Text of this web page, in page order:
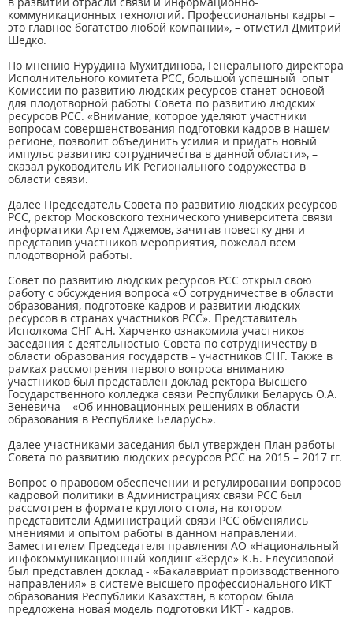
коммуникационных технологий. Профессиональны кадры –
это главное богатство любой компании», – отметил Дмитрий
Шедко.
По мнению Нурудина Мухитдинова, Генерального директора
Исполнительного комитета РСС, большой успешный опыт
Комиссии по развитию людских ресурсов станет основой
для плодотворной работы Совета по развитию людских
ресурсов РСС. «Внимание, которое уделяют участники
вопросам совершенствования подготовки кадров в нашем
регионе, позволит объединить усилия и придать новый
импульс развитию сотрудничества в данной области», –
сказал руководитель ИК Регионального содружества в
области связи.
Далее Председатель Совета по развитию людских ресурсов
РСС, ректор Московского технического университета связи
информатики Артем Аджемов, зачитав повестку дня и
представив участников мероприятия, пожелал всем
плодотворной работы.
Совет по развитию людских ресурсов РСС открыл свою
работу с обсуждения вопроса «О сотрудничестве в области
образования, подготовке кадров и развитии людских
ресурсов в странах участников РСС». Представитель
Исполкома СНГ А.Н. Харченко ознакомила участников
заседания с деятельностью Совета по сотрудничеству в
области образования государств – участников СНГ. Также в
рамках рассмотрения первого вопроса вниманию
участников был представлен доклад ректора Высшего
Государственного колледжа связи Республики Беларусь О.А.
Зеневича – «Об инновационных решениях в области
образования в Республике Беларусь».
Далее участниками заседания был утвержден План работы
Совета по развитию людских ресурсов РСС на 2015 – 2017 гг.
Вопрос о правовом обеспечении и регулировании вопросов
кадровой политики в Администрациях связи РСС был
рассмотрен в формате круглого стола, на котором
представители Администраций связи РСС обменялись
мнениями и опытом работы в данном направлении.
Заместителем Председателя правления АО «Национальный
инфокоммуникационный холдинг «Зерде» К.Б. Елеусизовой
был представлен доклад - «Бакалавриат производственного
направления» в системе высшего профессионального ИКТ-
образования Республики Казахстан, в котором была
предложена новая модель подготовки ИКТ - кадров.